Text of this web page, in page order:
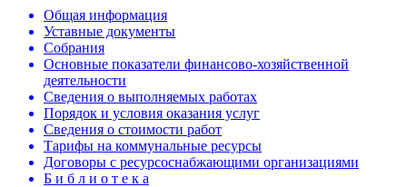
Общая информация
Уставные документы
Собрания
Основные показатели финансово-хозяйственной
деятельности
Сведения о выполняемых работах
Порядок и условия оказания услуг
Сведения о стоимости работ
Тарифы на коммунальные ресурсы
Договоры c ресурсоснабжающими организациями
Б и б л и о т е к а